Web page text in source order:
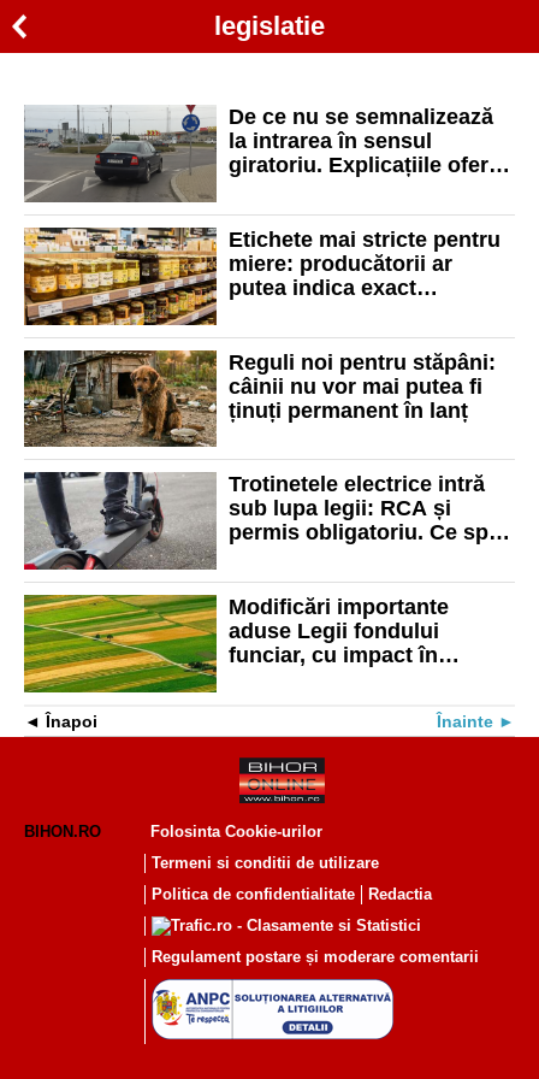
legislatie
De ce nu se semnalizează
la intrarea în sensul
giratoriu. Explicațiile oferite
Etichete mai stricte pentru
miere: producătorii ar
putea indica exact
din amestecuri
Reguli noi pentru stăpâni:
câinii nu vor mai putea fi
ținuți permanent în lanț
Trotinetele electrice intră
sub lupa legii: RCA și
permis obligatoriu. Ce spun
Modificări importante
aduse Legii fondului
funciar, cu impact în
Înapoi Înainte
BIHON.RO
Folosinta Cookie-urilor
Termeni si conditii de utilizare
Politica de confidentialitate
Redactia
Regulament postare și moderare comentarii